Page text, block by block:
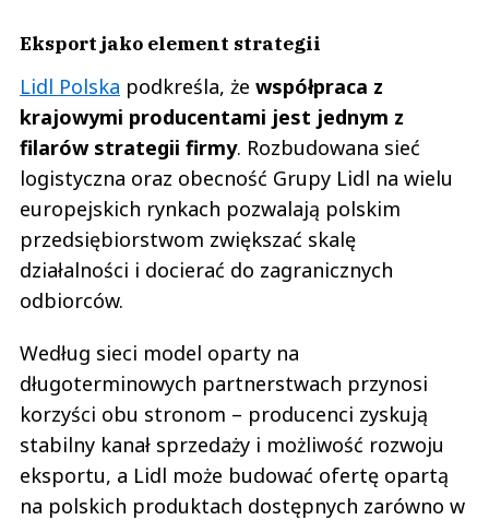
Eksport jako element strategii
Lidl Polska podkreśla, że współpraca z
krajowymi producentami jest jednym z
filarów strategii firmy. Rozbudowana sieć
logistyczna oraz obecność Grupy Lidl na wielu
europejskich rynkach pozwalają polskim
przedsiębiorstwom zwiększać skalę
działalności i docierać do zagranicznych
odbiorców.
Według sieci model oparty na
długoterminowych partnerstwach przynosi
korzyści obu stronom – producenci zyskują
stabilny kanał sprzedaży i możliwość rozwoju
eksportu, a Lidl może budować ofertę opartą
na polskich produktach dostępnych zarówno w